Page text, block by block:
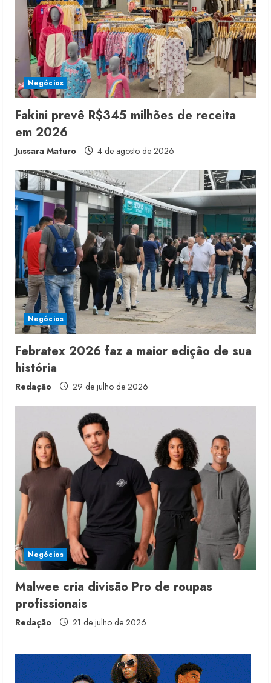
d
i
n
g
Negócios
Fakini prevê R$345 milhões de receita
em 2026
Jussara Maturo 4 de agosto de 2026
Negócios
Febratex 2026 faz a maior edição de sua
história
Redação 29 de julho de 2026
Negócios
Malwee cria divisão Pro de roupas
profissionais
Redação 21 de julho de 2026
Renata Caixeta assume Movimento
Sou de Algodão
5 de agosto de 2026
3
Fakini prevê R$345 milhões de
receita em 2026
4 de agosto de 2026
moda nacional